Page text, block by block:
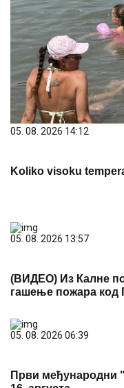
05. 08. 2026 14:12
Koliko visoku
05. 08. 2026 13:57
(ВИДЕО) Из Калне
гашење пожара код
05. 08. 2026 06:39
Први међународни